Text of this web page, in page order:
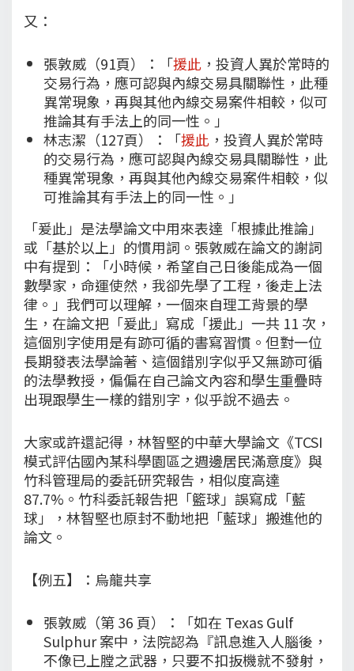
又：
張敦威（91頁）：「援此 ，投資人異於常時的
交易行為，應可認與內線交易具關聯性，此種
異常現象，再與其他內線交易案件相較，似可
推論其有手法上的同一性。」
林志潔（127頁）：「援此 ，投資人異於常時
的交易行為，應可認與內線交易具關聯性，此
種異常現象，再與其他內線交易案件相較，似
可推論其有手法上的同一性。」
「爰此」是法學論文中用來表達「根據此推論」
或「基於以上」的慣用詞。張敦威在論文的謝詞
中有提到：「小時候，希望自己日後能成為一個
數學家，命運使然，我卻先學了工程，後走上法
律。」我們可以理解，一個來自理工背景的學
生，在論文把「爰此」寫成「援此」一共 11 次，
這個別字使用是有跡可循的書寫習慣。但對一位
長期發表法學論著、這個錯別字似乎又無跡可循
的法學教授，偏偏在自己論文內容和學生重疊時
出現跟學生一樣的錯別字，似乎說不過去。
大家或許還記得，林智堅的中華大學論文《TCSI
模式評估國內某科學園區之週邊居民滿意度》與
竹科管理局的委託研究報告，相似度高達
87.7%。竹科委託報告把「籃球」誤寫成「藍
球」，林智堅也原封不動地把「藍球」搬進他的
論文。
【例五】：烏龍共享
張敦威（第 36 頁）：「如在 Texas Gulf
Sulphur 案中，法院認為『訊息進入人腦後，
不像已上膛之武器，只要不扣扳機就不發射，